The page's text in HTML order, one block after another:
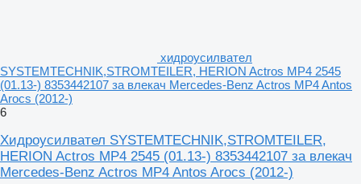
хидроусилвател
SYSTEMTECHNIK,STROMTEILER, HERION Actros MP4 2545
(01.13-) 8353442107 за влекач Mercedes-Benz Actros MP4 Antos
Arocs (2012-)
6
Хидроусилвател SYSTEMTECHNIK,STROMTEILER,
HERION Actros MP4 2545 (01.13-) 8353442107 за влекач
Mercedes-Benz Actros MP4 Antos Arocs (2012-)